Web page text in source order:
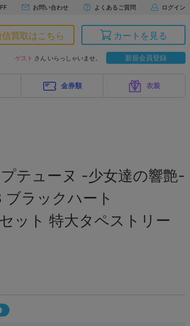
お問い合わせ よくあるご質問 ログイン
買取はこちら カートを見る
ゲスト さん いらっしゃいませ。 新規会員登録
金券類 衣装
テューヌ -少女達の響艶-
ラックハート
ット 特大タペストリー